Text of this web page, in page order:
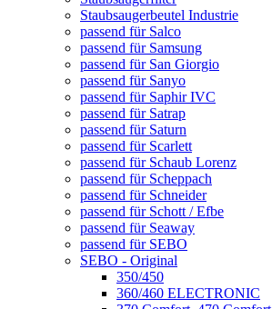
Staubsaugerbeutel Industrie
passend für Salco
passend für Samsung
passend für San Giorgio
passend für Sanyo
passend für Saphir IVC
passend für Satrap
passend für Saturn
passend für Scarlett
passend für Schaub Lorenz
passend für Scheppach
passend für Schneider
passend für Schott / Efbe
passend für Seaway
passend für SEBO
SEBO - Original
350/450
360/460 ELECTRONIC